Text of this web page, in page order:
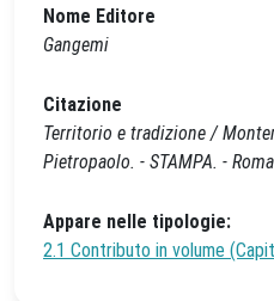
Nome Editore
Gangemi
Citazione
Territorio e tradizione /
Pietropaolo. - STAMPA. -
Appare nelle tipologie:
2.1 Contributo in volume